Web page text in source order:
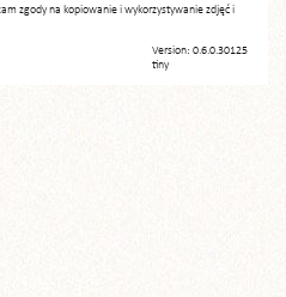
zgody na kopiowanie i wykorzystywanie zdjęć i
Version: 0.6.0.30125
tiny